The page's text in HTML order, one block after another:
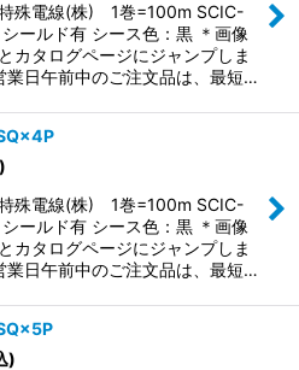
特殊電線(株) 1巻=100m SCIC-
ールド有 シース色：黒 ＊画像
カタログページにジャンプしま
業日午前中のご注文品は、最短…
特殊電線(株) 1巻=100m SCIC-
ールド有 シース色：黒 ＊画像
カタログページにジャンプしま
業日午前中のご注文品は、最短…
)